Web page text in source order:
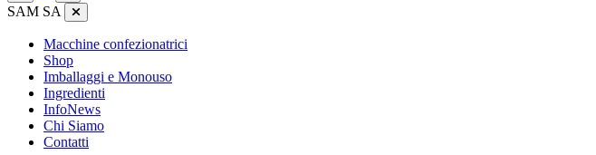
SAM SA
Macchine confezionatrici
Shop
Imballaggi e Monouso
Ingredienti
InfoNews
Chi Siamo
Contatti